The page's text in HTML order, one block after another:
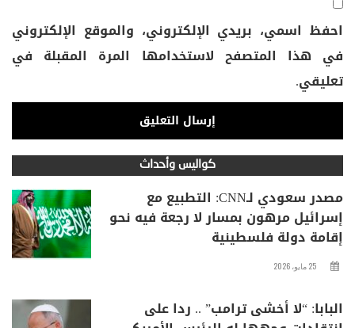
احفظ اسمي، بريدي الإلكتروني، والموقع الإلكتروني
في هذا المتصفح لاستخدامها المرة المقبلة في
تعليقي.
كواليس وأحداث
مصدر سعودي لـCNN: التطبيع مع
إسرائيل مرهون بمسار لا رجعة فيه نحو
إقامة دولة فلسطينية
25 مايو، 2026
البابا: “لا أخشى ترامب” .. ردا على